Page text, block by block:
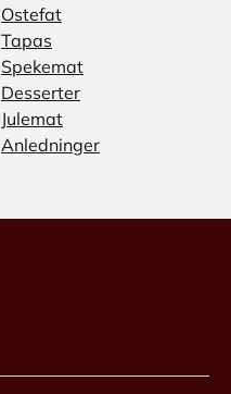
Ostefat
Tapas
Spekemat
Desserter
Julemat
Anledninger